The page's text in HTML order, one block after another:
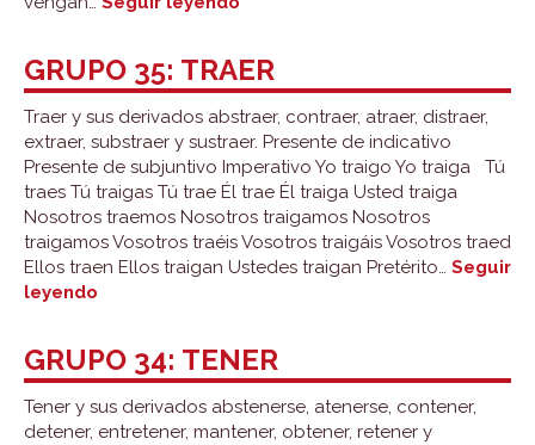
GRUPO 35: TRAER
Traer y sus derivados abstraer, contraer, atraer, distraer,
extraer, substraer y sustraer. Presente de indicativo
Presente de subjuntivo Imperativo Yo traigo Yo traiga Tú
traes Tú traigas Tú trae Él trae Él traiga Usted traiga
Nosotros traemos Nosotros traigamos Nosotros
traigamos Vosotros traéis Vosotros traigáis Vosotros traed
Ellos traen Ellos traigan Ustedes traigan Pretérito… Seguir
leyendo
GRUPO 34: TENER
Tener y sus derivados abstenerse, atenerse, contener,
detener, entretener, mantener, obtener, retener y